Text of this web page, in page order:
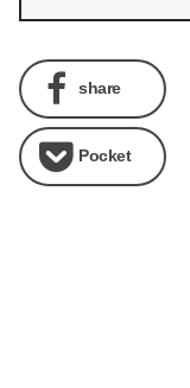
share
Pocket